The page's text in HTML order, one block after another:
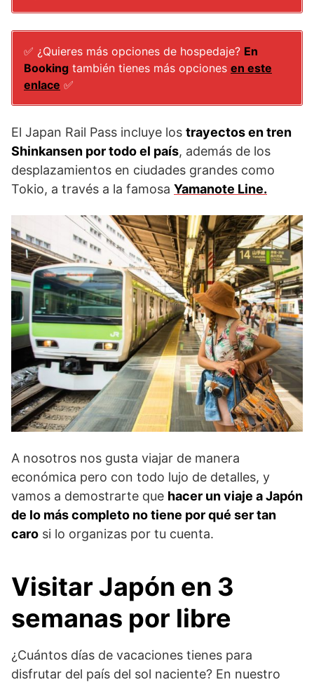
✅ ¿Quieres más opciones de hospedaje? En
Booking también tienes más opciones en este
enlace ✅
El Japan Rail Pass incluye los trayectos en tren
Shinkansen por todo el país, además de los
desplazamientos en ciudades grandes como
Tokio, a través a la famosa Yamanote Line.
A nosotros nos gusta viajar de manera
económica pero con todo lujo de detalles, y
vamos a demostrarte que hacer un viaje a Japón
de lo más completo no tiene por qué ser tan
caro si lo organizas por tu cuenta.
Visitar Japón en 3
semanas por libre
¿Cuántos días de vacaciones tienes para
disfrutar del país del sol naciente? En nuestro